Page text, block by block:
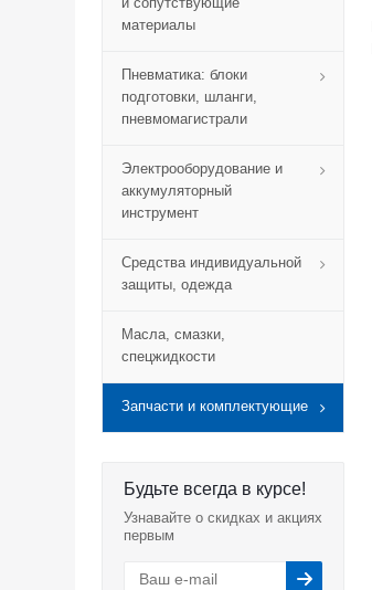
материалы
Пневматика: блоки
подготовки, шланги,
пневмомагистрали
Электрооборудование и
аккумуляторный
инструмент
Средства индивидуальной
защиты, одежда
Масла, смазки,
спецжидкости
Запчасти и комплектующие
Будьте всегда в курсе!
Узнавайте о скидках и акциях
первым